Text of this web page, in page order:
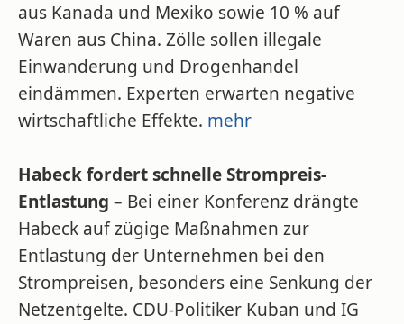
aus Kanada und Mexiko sowie 10 % auf
Waren aus China. Zölle sollen illegale
Einwanderung und Drogenhandel
eindämmen. Experten erwarten negative
wirtschaftliche Effekte. mehr
Habeck fordert schnelle Strompreis-
Entlastung – Bei einer Konferenz drängte
Habeck auf zügige Maßnahmen zur
Entlastung der Unternehmen bei den
Strompreisen, besonders eine Senkung der
Netzentgelte. CDU-Politiker Kuban und IG